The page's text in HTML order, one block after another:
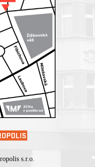
s.r.o.